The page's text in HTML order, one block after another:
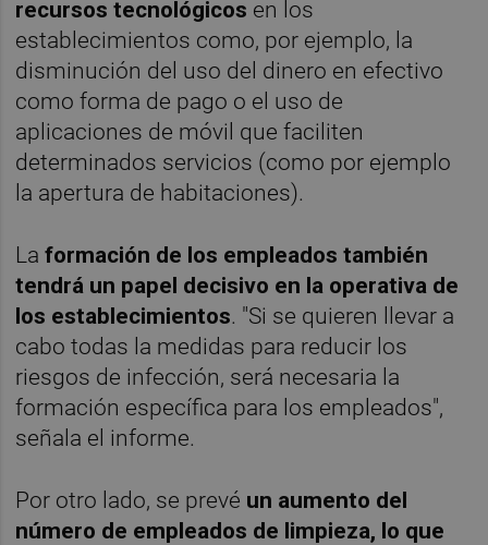
recursos tecnológicos en los
establecimientos como, por ejemplo, la
disminución del uso del dinero en efectivo
como forma de pago o el uso de
aplicaciones de móvil que faciliten
determinados servicios (como por ejemplo
la apertura de habitaciones).
Laformación de los empleados también
tendrá un papel decisivo en la operativa de
los establecimientos. "Si se quieren llevar a
cabo todas la medidas para reducir los
riesgos de infección, será necesaria la
formación específica para los empleados",
señala el informe.
Por otro lado, se prevé un aumento del
número de empleados de limpieza, lo que